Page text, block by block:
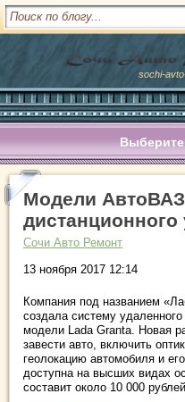
sochi-
Выберите
Модели АвтоВАЗ
дистанционного
Сочи Авто Ремонт
13 ноября 2017 12:14
Компания под названием
создала систему
модели Lada Granta. Новая
завести авто, включить
геолокацию автомобиля и
доступна на высших видах
составит около 10 000